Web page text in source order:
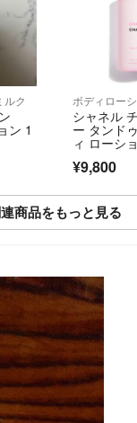
ルク
ン 1
ボディロー
シャネル
ー タンド
ィ ローシ
¥9,800
商品をもっと見る